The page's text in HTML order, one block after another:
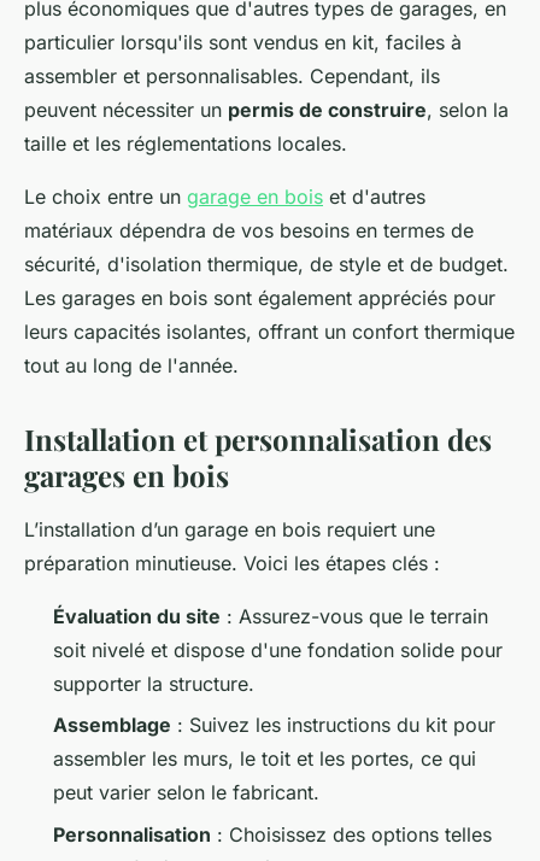
plus économiques que d'autres types de garages, en
particulier lorsqu'ils sont vendus en kit, faciles à
assembler et personnalisables. Cependant, ils
peuvent nécessiter un permis de construire, selon la
taille et les réglementations locales.
Le choix entre un garage en bois et d'autres
matériaux dépendra de vos besoins en termes de
sécurité, d'isolation thermique, de style et de budget.
Les garages en bois sont également appréciés pour
leurs capacités isolantes, offrant un confort thermique
tout au long de l'année.
Installation et personnalisation des
garages en bois
L’installation d’un garage en bois requiert une
préparation minutieuse. Voici les étapes clés :
Évaluation du site : Assurez-vous que le terrain
soit nivelé et dispose d'une fondation solide pour
supporter la structure.
Assemblage : Suivez les instructions du kit pour
assembler les murs, le toit et les portes, ce qui
peut varier selon le fabricant.
Personnalisation : Choisissez des options telles